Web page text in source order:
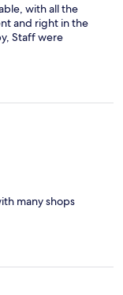
with all the
and right in the
Staff were
many shops